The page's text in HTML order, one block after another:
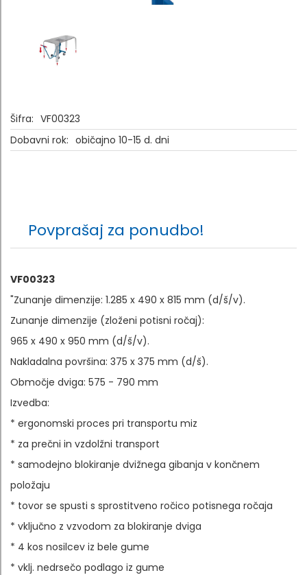
Šifra: VF00323
Dobavni rok: običajno 10-15 d. dni
Povprašaj za ponudbo!
VF00323
"Zunanje dimenzije: 1.285 x 490 x 815 mm (d/š/v).
Zunanje dimenzije (zloženi potisni ročaj):
965 x 490 x 950 mm (d/š/v).
Nakladalna površina: 375 x 375 mm (d/š).
Območje dviga: 575 - 790 mm
Izvedba:
* ergonomski proces pri transportu miz
* za prečni in vzdolžni transport
* samodejno blokiranje dvižnega gibanja v končnem
položaju
* tovor se spusti s sprostitveno ročico potisnega ročaja
* vključno z vzvodom za blokiranje dviga
* 4 kos nosilcev iz bele gume
* vklj. nedrsečo podlago iz gume